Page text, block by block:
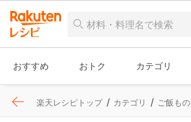
おすすめ おトク カテゴリ
楽天レシピトップ カテゴリ ご飯もの